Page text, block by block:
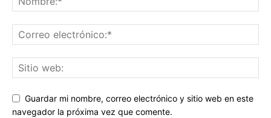
Guardar mi nombre, correo electrónico y sitio web en este
navegador la próxima vez que comente.